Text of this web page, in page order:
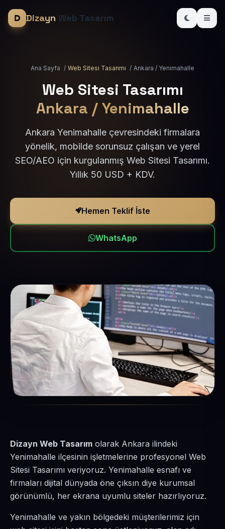
Dizayn Web Tasarım
Ana Sayfa / Web Sitesi Tasarımı / Ankara / Yenimahalle
Web Sitesi Tasarımı
Ankara / Yenimahalle
Ankara Yenimahalle çevresindeki firmalara
yönelik, mobilde sorunsuz çalışan ve yerel
SEO/AEO için kurgulanmış Web Sitesi Tasarımı.
Yıllık 50 USD + KDV.
Hemen Teklif İste
WhatsApp
Dizayn Web Tasarım olarak Ankara ilindeki
Yenimahalle ilçesinin işletmelerine profesyonel Web
Sitesi Tasarımı veriyoruz. Yenimahalle esnafı ve
firmaları dijital dünyada öne çıksın diye kurumsal
görünümlü, her ekrana uyumlu siteler hazırlıyoruz.
Yenimahalle ve yakın bölgedeki müşterilerimiz için